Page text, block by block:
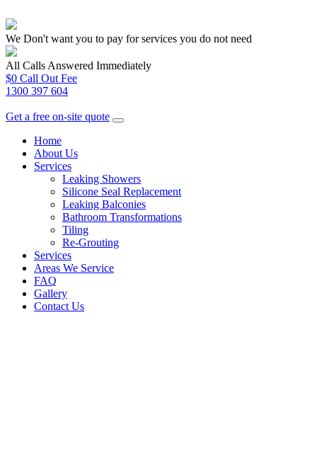
We Don't want you to pay for services you do not need
All Calls Answered Immediately
$0 Call Out Fee
1300 397 604
Get a free on-site quote
Home
About Us
Services
Leaking Showers
Silicone Seal Replacement
Leaking Balconies
Bathroom Transformations
Tiling
Re-Grouting
Services
Areas We Service
FAQ
Gallery
Contact Us